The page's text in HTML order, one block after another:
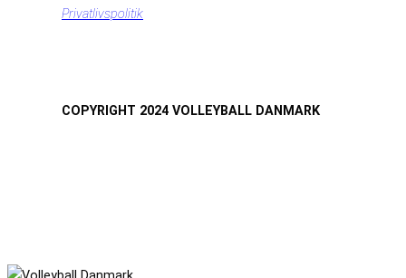
Privatlivspolitik
COPYRIGHT 2024 VOLLEYBALL DANMARK